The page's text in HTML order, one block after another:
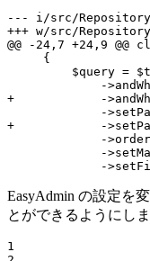
--- i/src/Repository/
+++ w/src/
@@ -24,7 +24,9
     {
$query =
+            -
+            -
-
-
-
EasyAdmin の設定を
とができるようにしま
1